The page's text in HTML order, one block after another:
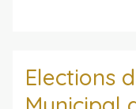
Elections